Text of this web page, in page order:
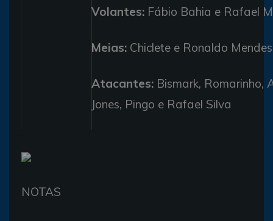
Volantes: Fábio Bahia e Rafael
Meias: Chiclete e Ronaldo
Atacantes: Bismark, Romarinho,
Jones, Pingo e Rafael Silva
NOTAS